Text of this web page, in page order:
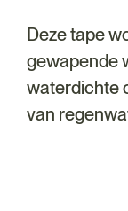
Deze tape
gewapende
waterdichte
van